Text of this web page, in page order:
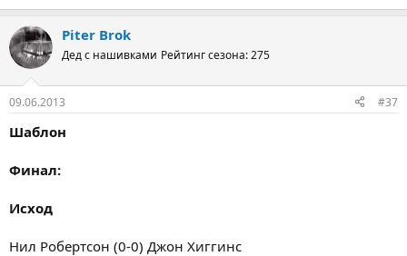
Piter Brok
Дед с нашивками Рейтинг сезона: 275
09.06.2013 #37
Шаблон
Финал:
Исход
Нил Робертсон (0-0) Джон Хиггинс